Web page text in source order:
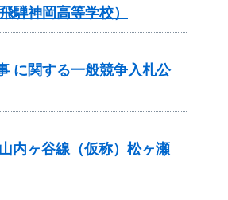
騨神岡高等学校）
に関する一般競争入札公
内ヶ谷線（仮称）松ヶ瀬